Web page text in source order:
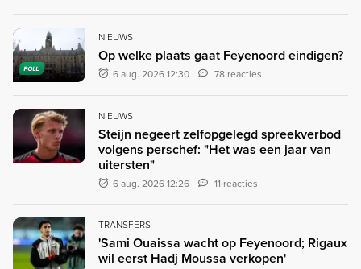
POLL
NIEUWS
Op welke plaats gaat Feyenoord eindigen?
6 aug. 2026 12:30 78 reacties
NIEUWS
Steijn negeert zelfopgelegd spreekverbod
volgens perschef: "Het was een jaar van
uitersten"
6 aug. 2026 12:26 11 reacties
TRANSFERS
'Sami Ouaissa wacht op Feyenoord; Rigaux
wil eerst Hadj Moussa verkopen'